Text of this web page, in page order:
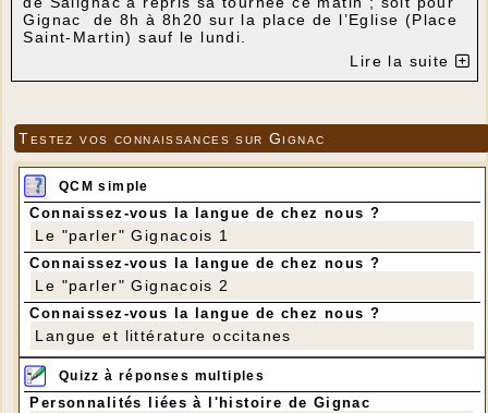
Gignac de 8h à 8h20 sur la place de l’Eglise (Place
Saint-Martin) sauf le lundi.
Lire la suite
Testez vos connaissances sur Gignac
QCM simple
Connaissez-vous la langue de chez nous ?
Le "parler" Gignacois 1
Connaissez-vous la langue de chez nous ?
Le "parler" Gignacois 2
Connaissez-vous la langue de chez nous ?
Langue et littérature occitanes
Quizz à réponses multiples
Personnalités liées à l'histoire de Gignac